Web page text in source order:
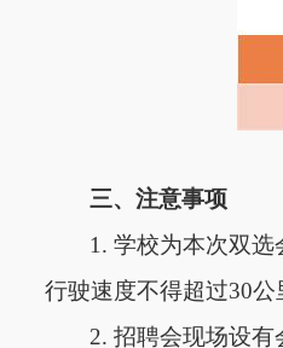
三、注意事项
1. 学校为本次双
行驶速度不得超过30公
2. 招聘会现场设